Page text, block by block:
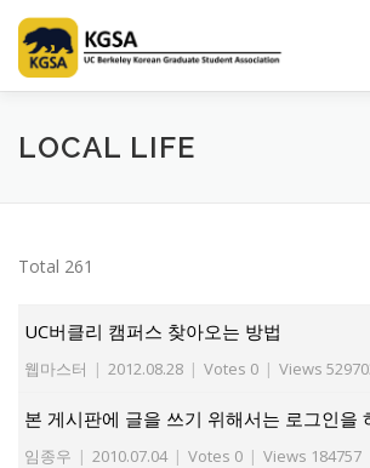
content
HOME ABOUT US
LOCAL LIFE
Total 261
UC버클리 캠퍼스 찾아오는 방법
웹마스터 | 2012.08.28 | Votes 0 | Views
본 게시판에 글을 쓰기 위해서는 로그인을
임종우 | 2010.07.04 | Votes 0 | Views 184757